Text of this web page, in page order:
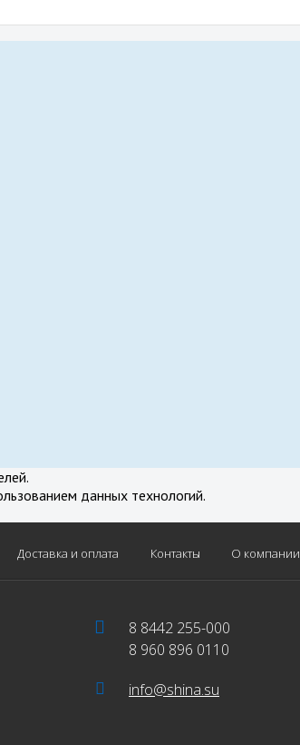
Доставка и оплата Контакты О компании
8 8442 255-000
8 960 896 0110
info@shina.su
данных технологий.